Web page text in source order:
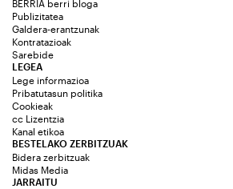
BERRIA berri bloga
Publizitatea
Galdera-erantzunak
Kontratazioak
Sarebide
JARRAITU
LEGEA
Lege informazioa
Pribatutasun politika
Cookieak
cc Lizentzia
Kanal etikoa
BESTELAKO ZERBITZUAK
Bidera zerbitzuak
Midas Media